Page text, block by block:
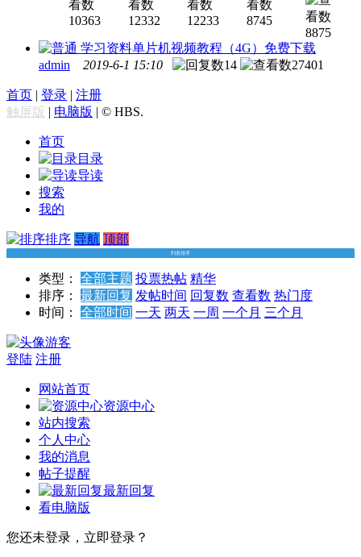
载附
安装
10363费下
载附
安装
12332解版
免费
下载
附安
12233
费下
载附
安装
8745
费下
载附
安装
8875
学习资料单片机视频教程（4G）免费下载
admin
2019-6-1 15:10 14 27401
首页 | 登录 | 注册
触屏版 | 电脑版 | © HBS.
首页
目录
导读
搜索
我的
排序 导航 顶部
列表排序
类型： 全部主题 投票热帖 精华
排序：
最新回复 发帖时间 回复数 查看数 热门度
时间：
全部时间 一天 两天 一周 一个月 三个月
游客
登陆 注册
网站首页
资源中心
站内搜索
个人中心
我的消息
帖子提醒
最新回复
看电脑版
您还未登录，立即登录？